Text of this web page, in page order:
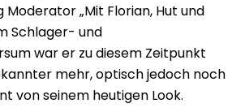
Moderator „Mit Florian, Hut und
Schlager- und
war er zu diesem Zeitpunkt
mehr, optisch jedoch noch
von seinem heutigen Look.